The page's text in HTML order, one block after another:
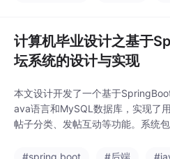
计算机毕业设计之基于
坛系统的设计与实现
本文设计开发了一个基于
ava语言和MySQL数据库，实现了
帖子分类、发帖互动等功能。系统
子分类进行增删查改等操作，系统
#spring boot #后端